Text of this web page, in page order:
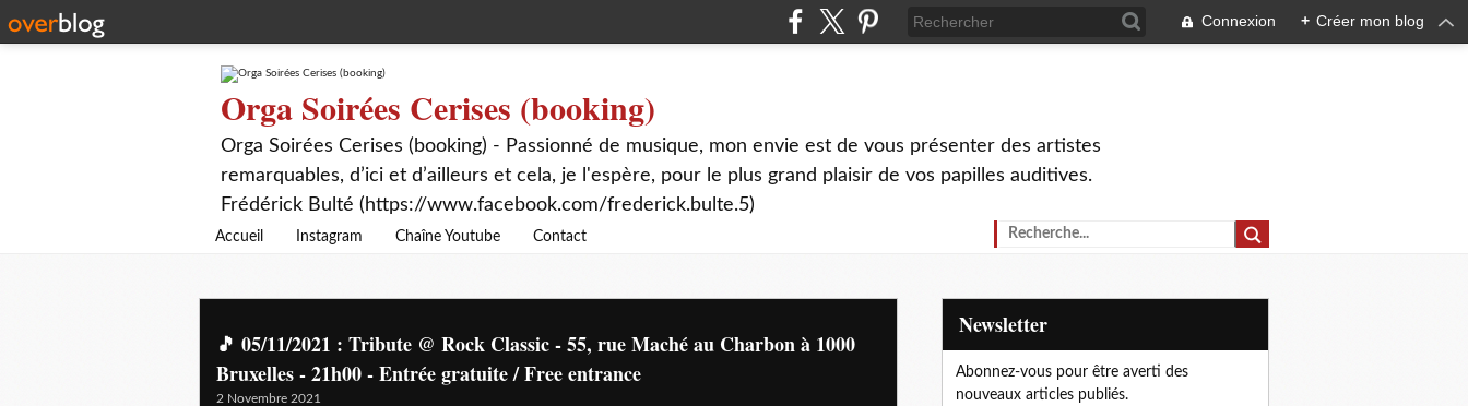
Connexion + Créer mon blog
Orga Soirées Cerises (booking)
Orga Soirées Cerises (booking) - Passionné de musique, mon envie est de vous présenter des artistes
remarquables, d’ici et d’ailleurs et cela, je l'espère, pour le plus grand plaisir de vos papilles auditives.
Frédérick Bulté (https://www.facebook.com/frederick.bulte.5)
Accueil Instagram Chaîne Youtube Contact
🎵 05/11/2021 : Tribute @ Rock Classic - 55, rue Maché au Charbon à 1000
Bruxelles - 21h00 - Entrée gratuite / Free entrance
2 Novembre 2021
Newsletter
Abonnez-vous pour être averti des
nouveaux articles publiés.